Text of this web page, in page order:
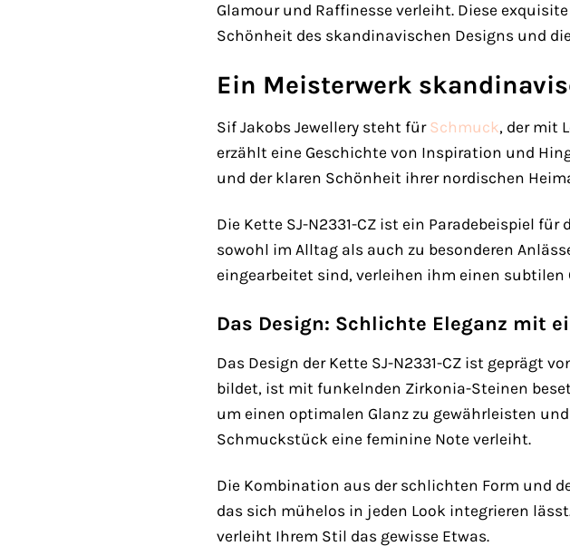
Glamour und Raffinesse verleiht. Diese
Schönheit des skandinavischen Designs und
Ein Meisterwerk
Sif Jakobs Jewellery steht für Schmuck, der mit
erzählt eine Geschichte von Inspiration und
und der klaren Schönheit ihrer nordischen
Die Kette SJ-N2331-CZ ist ein Paradebeispiel
sowohl im Alltag als auch zu besonderen
eingearbeitet sind, verleihen ihm einen subtilen
Das Design: Schlichte Eleganz mit
Das Design der Kette SJ-N2331-CZ ist geprägt
bildet, ist mit funkelnden Zirkonia-Steinen
um einen optimalen Glanz zu gewährleisten
Schmuckstück eine feminine Note verleiht.
Die Kombination aus der schlichten Form und
das sich mühelos in jeden Look integrieren
verleiht Ihrem Stil das gewisse Etwas.